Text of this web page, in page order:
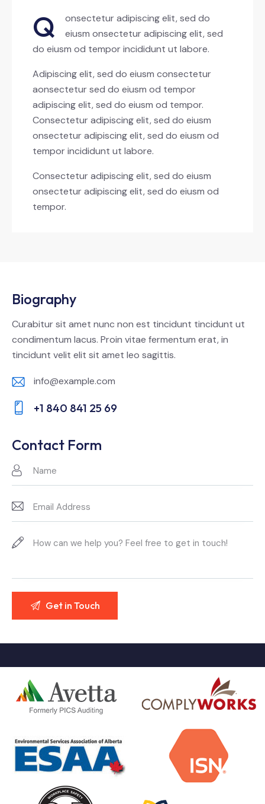
Q
onsectetur adipiscing elit, sed do
eiusm onsectetur adipiscing elit, sed
do eiusm od tempor incididunt ut labore.
Adipiscing elit, sed do eiusm consectetur
aonsectetur sed do eiusm od tempor
adipiscing elit, sed do eiusm od tempor.
Consectetur adipiscing elit, sed do eiusm
onsectetur adipiscing elit, sed do eiusm od
tempor incididunt ut labore.
Consectetur adipiscing elit, sed do eiusm
onsectetur adipiscing elit, sed do eiusm od
tempor.
Biography
Curabitur sit amet nunc non est tincidunt tincidunt ut
condimentum lacus. Proin vitae fermentum erat, in
tincidunt velit elit sit amet leo sagittis.
E-
m
info@example.com
on
+1 840 841 25 69
Contact Form